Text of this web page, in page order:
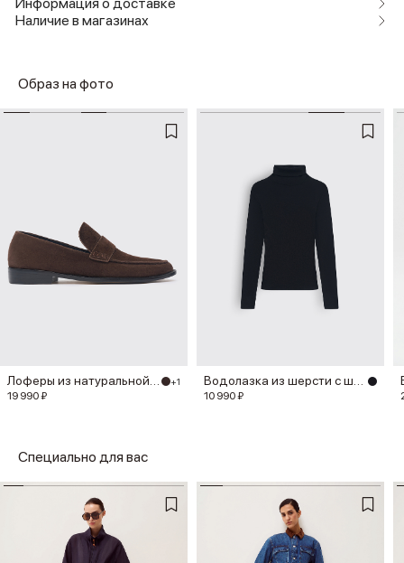
Информация о доставке
Наличие в магазинах
Образ на фото
Лоферы из натуральной замши +1
19 990 ₽
Водолазка из шерсти с шелком
10 990 ₽
Специально для вас